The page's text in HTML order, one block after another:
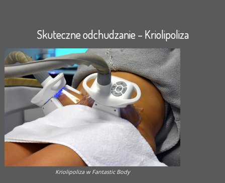
Skuteczne odchudzanie – Kriolipoliza
Kriolipoliza w Fantastic Body